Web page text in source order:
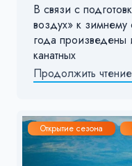
В связи с
воздух» к зимнему
года
канатных
Продолжить чтение
Открытие сезона